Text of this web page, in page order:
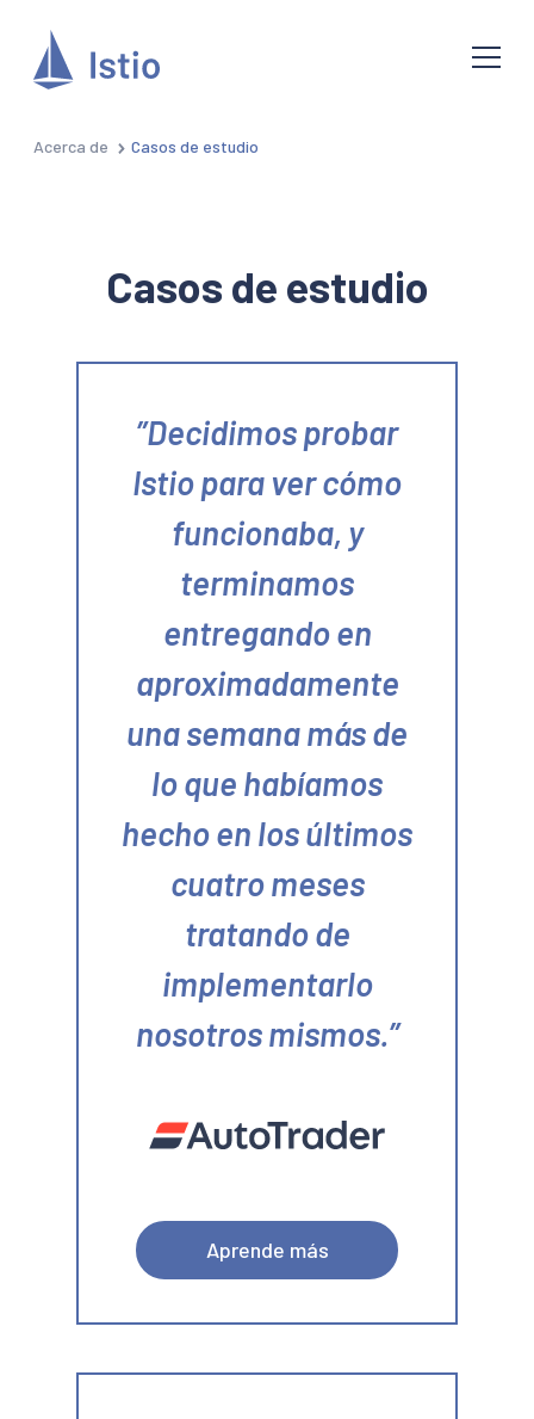
Acerca de Casos de estudio
Casos de estudio
Decidimos probar
Istio para ver cómo
funcionaba, y
terminamos
entregando en
aproximadamente
una semana más de
lo que habíamos
hecho en los últimos
cuatro meses
tratando de
implementarlo
nosotros mismos.
Aprende más